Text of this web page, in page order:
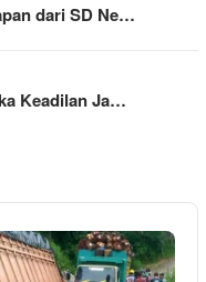
dari SD Ne…
Keadilan Ja…